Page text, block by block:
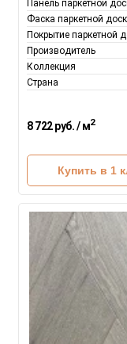
Панель паркетной
Фаска паркетной
Покрытие паркетной
Производитель
Коллекция
Страна
8 722 руб. / м2
Купить в 1